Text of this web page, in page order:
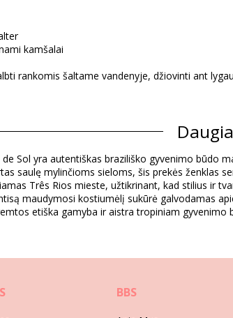
kamšalai
rankomis šaltame vandenyje, džiovinti ant
Elastane - OEKO-TEX - Chlorine Resistant
16% Elastane - Oeko-Tex
S (7899810246073), M (7899810246080), L
skirtis, priklausomai nuo kirpimo
de Sol yra autentiškas braziliško gyvenimo būdo
saulę mylinčioms sieloms, šis prekės ženklas
Três Rios mieste, užtikrinant, kad stilius ir
maudymosi kostiumėlį sukūrė galvodamas
etiška gamyba ir aistra tropiniam gyvenimo
BBS